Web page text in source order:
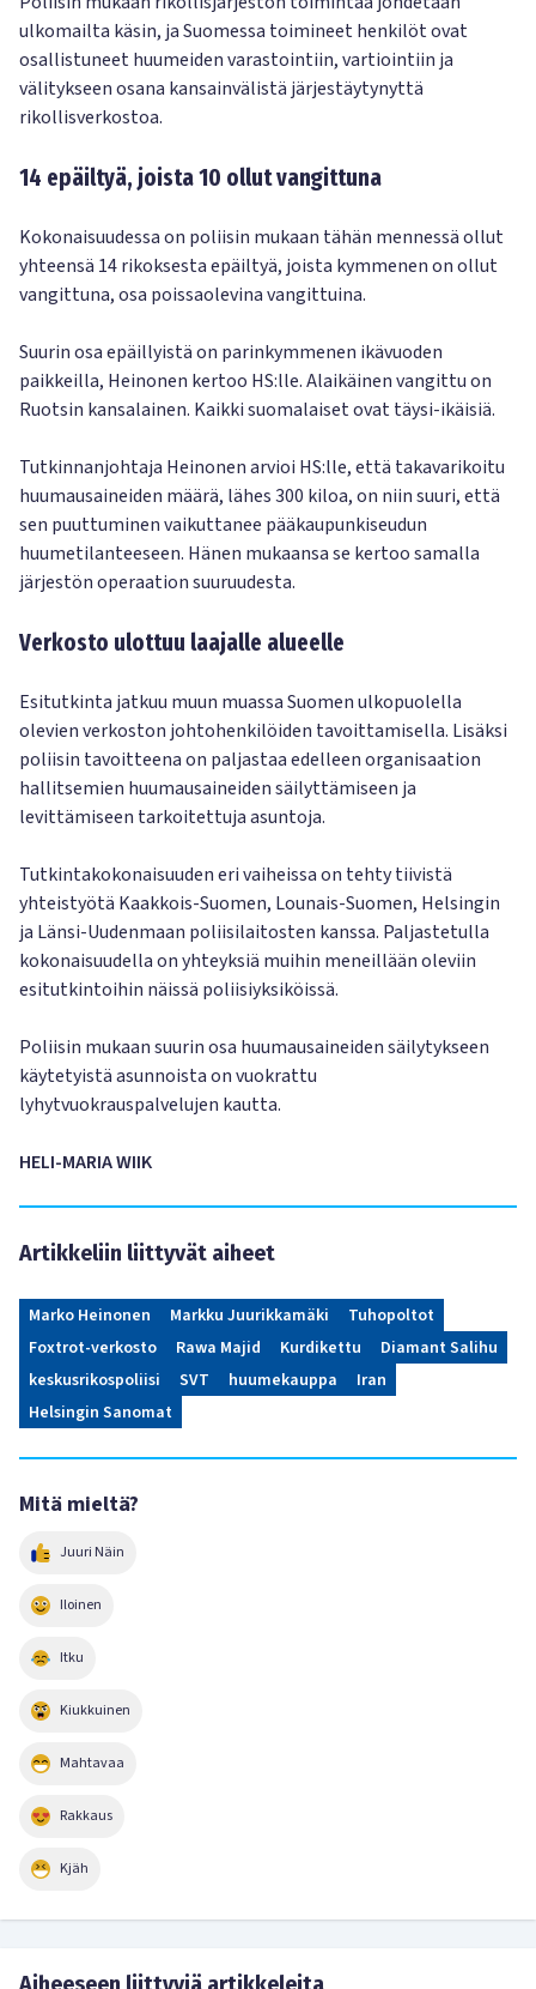
ulkomailta käsin, ja Suomessa toimineet henkilöt ovat
osallistuneet huumeiden varastointiin, vartiointiin ja
välitykseen osana kansainvälistä järjestäytynyttä
rikollisverkostoa.
14 epäiltyä, joista 10 ollut vangittuna
Kokonaisuudessa on poliisin mukaan tähän mennessä ollut
yhteensä 14 rikoksesta epäiltyä, joista kymmenen on ollut
vangittuna, osa poissaolevina vangittuina.
Suurin osa epäillyistä on parinkymmenen ikävuoden
paikkeilla, Heinonen kertoo HS:lle. Alaikäinen vangittu on
Ruotsin kansalainen. Kaikki suomalaiset ovat täysi-ikäisiä.
Tutkinnanjohtaja Heinonen arvioi HS:lle, että takavarikoitu
huumausaineiden määrä, lähes 300 kiloa, on niin suuri, että
sen puuttuminen vaikuttanee pääkaupunkiseudun
huumetilanteeseen. Hänen mukaansa se kertoo samalla
järjestön operaation suuruudesta.
Verkosto ulottuu laajalle alueelle
Esitutkinta jatkuu muun muassa Suomen ulkopuolella
olevien verkoston johtohenkilöiden tavoittamisella. Lisäksi
poliisin tavoitteena on paljastaa edelleen organisaation
hallitsemien huumausaineiden säilyttämiseen ja
levittämiseen tarkoitettuja asuntoja.
Tutkintakokonaisuuden eri vaiheissa on tehty tiivistä
yhteistyötä Kaakkois-Suomen, Lounais-Suomen, Helsingin
ja Länsi-Uudenmaan poliisilaitosten kanssa. Paljastetulla
kokonaisuudella on yhteyksiä muihin meneillään oleviin
esitutkintoihin näissä poliisiyksiköissä.
Poliisin mukaan suurin osa huumausaineiden säilytykseen
käytetyistä asunnoista on vuokrattu
lyhytvuokrauspalvelujen kautta.
HELI-MARIA WIIK
Artikkeliin liittyvät aiheet
Marko Heinonen Markku Juurikkamäki
Tuhopoltot
Foxtrot-verkosto
Rawa Majid Kurdikettu
Diamant Salihu
keskusrikospoliisi
SVT huumekauppa
Iran
Helsingin Sanomat
Mitä mieltä?
Juuri Näin
Iloinen
Itku
Kiukkuinen
Mahtavaa
Rakkaus
Kjäh